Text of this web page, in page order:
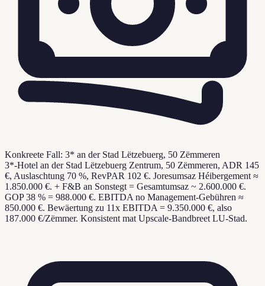
Konkreete Fall: 3* an der Stad Lëtzebuerg, 50 Zëmmeren
3*-Hotel an der Stad Lëtzebuerg Zentrum, 50 Zëmmeren, ADR 145
€, Auslaschtung 70 %, RevPAR 102 €. Joresumsaz Héibergement ≈
1.850.000 €. + F&B an Sonstegt = Gesamtumsaz ~ 2.600.000 €.
GOP 38 % = 988.000 €. EBITDA no Management-Gebühren ≈
850.000 €. Bewäertung zu 11x EBITDA = 9.350.000 €, also
187.000 €/Zëmmer. Konsistent mat Upscale-Bandbreet LU-Stad.